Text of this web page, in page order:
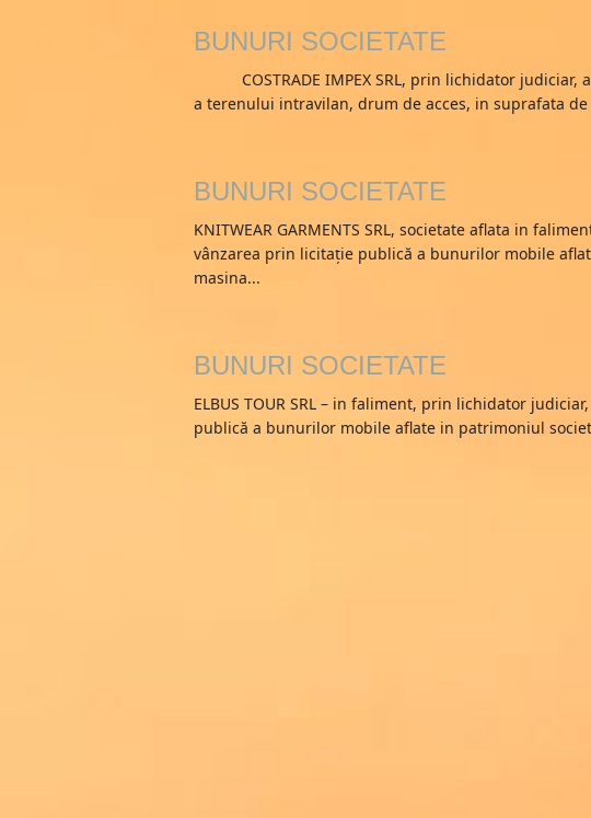
BUNURI SOCIETATE
COSTRADE IMPEX SRL, prin lichidator judiciar,
a terenului intravilan, drum de acces, in suprafata de
BUNURI SOCIETATE
KNITWEAR GARMENTS SRL, societate aflata in
vânzarea prin licitaţie publică a bunurilor mobile
masina...
BUNURI SOCIETATE
ELBUS TOUR SRL – in faliment, prin lichidator
publică a bunurilor mobile aflate in patrimoniul